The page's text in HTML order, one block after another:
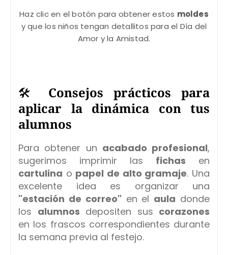
Haz clic en el botón para obtener estos moldes
y que los niños tengan detallitos para el Día del
Amor y la Amistad.
🛠️ Consejos prácticos para
aplicar la dinámica con tus
alumnos
Para obtener un acabado profesional,
sugerimos imprimir las fichas en
cartulina o papel de alto gramaje. Una
excelente idea es organizar una
"estación de correo" en el aula donde
los alumnos depositen sus corazones
en los frascos correspondientes durante
la semana previa al festejo.